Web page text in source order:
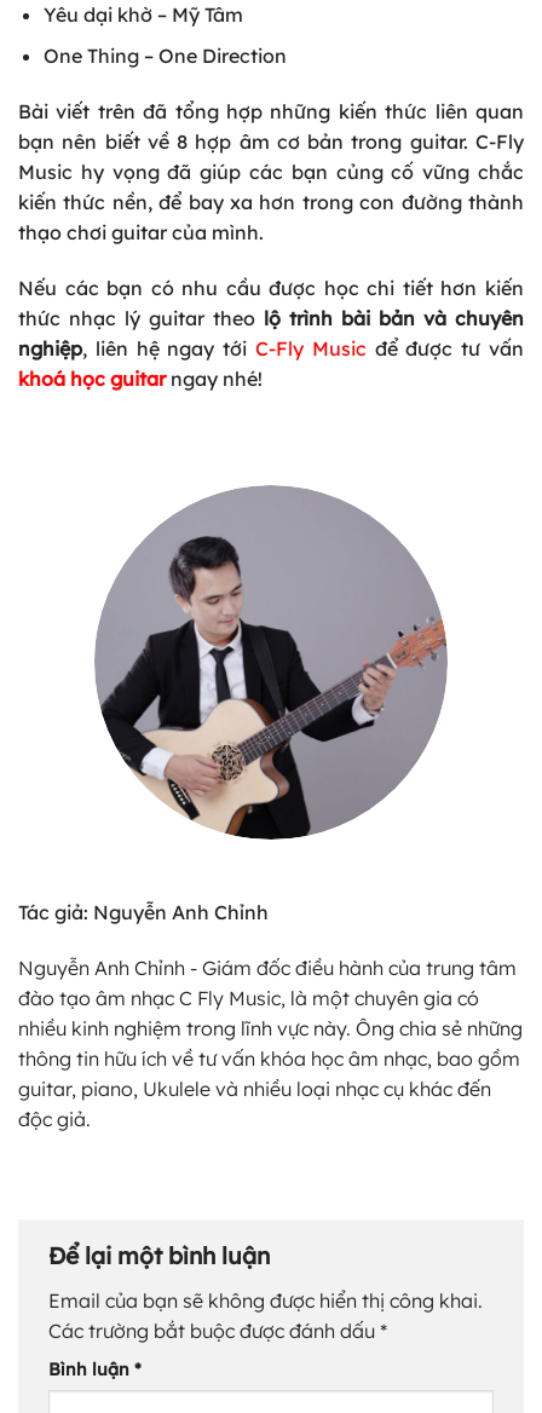
Yêu dại khờ – Mỹ Tâm
One Thing – One Direction
Bài viết trên đã tổng hợp những kiến thức liên quan
bạn nên biết về 8 hợp âm cơ bản trong guitar. C-Fly
Music hy vọng đã giúp các bạn củng cố vững chắc
kiến thức nền, để bay xa hơn trong con đường thành
thạo chơi guitar của mình.
Nếu các bạn có nhu cầu được học chi tiết hơn kiến
thức nhạc lý guitar theo lộ trình bài bản và chuyên
nghiệp, liên hệ ngay tới C-Fly Music để được tư vấn
khoá học guitarngay nhé!
Tác giả: Nguyễn Anh Chỉnh
Nguyễn Anh Chỉnh - Giám đốc điều hành của trung tâm
đào tạo âm nhạc C Fly Music, là một chuyên gia có
nhiều kinh nghiệm trong lĩnh vực này. Ông chia sẻ những
thông tin hữu ích về tư vấn khóa học âm nhạc, bao gồm
guitar, piano, Ukulele và nhiều loại nhạc cụ khác đến
độc giả.
Để lại một bình luận
Email của bạn sẽ không được hiển thị công khai.
Các trường bắt buộc được đánh dấu *
Bình luận *